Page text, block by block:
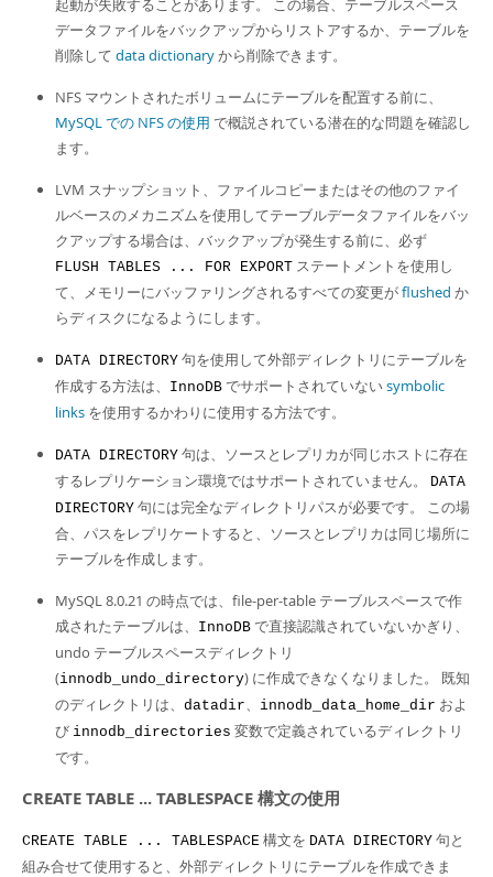
起動が失敗することがあります。 この場合、テーブルスペース
データファイルをバックアップからリストアするか、テーブルを
削除して data dictionaryから削除できます。
NFS マウントされたボリュームにテーブルを配置する前に、
MySQL での NFS の使用 で概説されている潜在的な問題を確認し
ます。
LVM スナップショット、ファイルコピーまたはその他のファイ
ルベースのメカニズムを使用してテーブルデータファイルをバッ
クアップする場合は、バックアップが発生する前に、必ず
FLUSH TABLES ... FOR EXPORT ステートメントを使用し
て、メモリーにバッファリングされるすべての変更がflushed か
らディスクになるようにします。
DATA DIRECTORY 句を使用して外部ディレクトリにテーブルを
作成する方法は、
InnoDB でサポートされていないsymbolic
links を使用するかわりに使用する方法です。
DATA DIRECTORY 句は、ソースとレプリカが同じホストに存在
するレプリケーション環境ではサポートされていません。
DATA
DIRECTORY 句には完全なディレクトリパスが必要です。 この場
合、パスをレプリケートすると、ソースとレプリカは同じ場所に
テーブルを作成します。
MySQL 8.0.21 の時点では、file-per-table テーブルスペースで作
成されたテーブルは、
InnoDB で直接認識されていないかぎり、
undo テーブルスペースディレクトリ
(innodb_undo_directory) に作成できなくなりました。 既知
のディレクトリは、 datadir、 innodb_data_home_dir およ
び innodb_directories 変数で定義されているディレクトリ
です。
CREATE TABLE ... TABLESPACE 構文の使用
CREATE TABLE ... TABLESPACE 構文を DATA DIRECTORY 句と
組み合せて使用すると、外部ディレクトリにテーブルを作成できま